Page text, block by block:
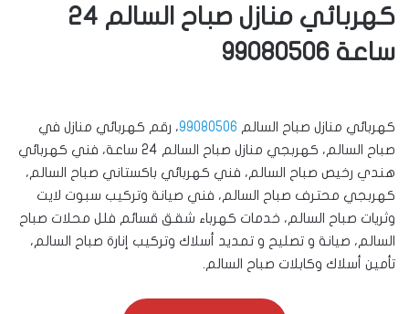
كهربائي منازل صباح السالم 24
ساعة 99080506
كهربائي منازل صباح السالم 99080506، رقم كهربائي منازل في
صباح السالم، كهربجي منازل صباح السالم 24 ساعة، فني كهربائي
هندي رخيص صباح السالم، فني كهربائي باكستاني صباح السالم،
كهربجي محترف صباح السالم، فني صيانة وتركيب سبوت لايت
وثريات صباح السالم، خدمات كهرباء شقق قسائم فلل محلات صباح
السالم، صيانة و تصليح و تمديد أسلاك وتركيب إنارة صباح السالم،
تأمين أسلاك وكابلات صباح السالم.